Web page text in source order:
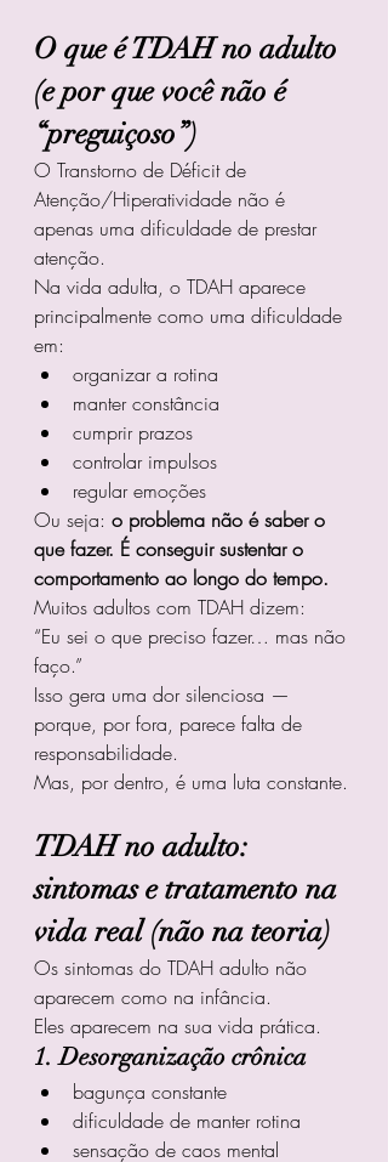
O que é TDAH no adulto
(e por que você não é
“preguiçoso”)
O Transtorno de Déficit de
Atenção/Hiperatividade não é
apenas uma dificuldade de prestar
atenção.
Na vida adulta, o TDAH aparece
principalmente como uma dificuldade
em:
organizar a rotina
manter constância
cumprir prazos
controlar impulsos
regular emoções
Ou seja: o problema não é saber o
que fazer. É conseguir sustentar o
comportamento ao longo do tempo.
Muitos adultos com TDAH dizem:
“Eu sei o que preciso fazer… mas não
faço.”
Isso gera uma dor silenciosa —
porque, por fora, parece falta de
responsabilidade.
Mas, por dentro, é uma luta constante.
TDAH no adulto:
sintomas e tratamento na
vida real (não na teoria)
Os sintomas do TDAH adulto não
aparecem como na infância.
Eles aparecem na sua vida prática.
1. Desorganização crônica
bagunça constante
dificuldade de manter rotina
sensação de caos mental